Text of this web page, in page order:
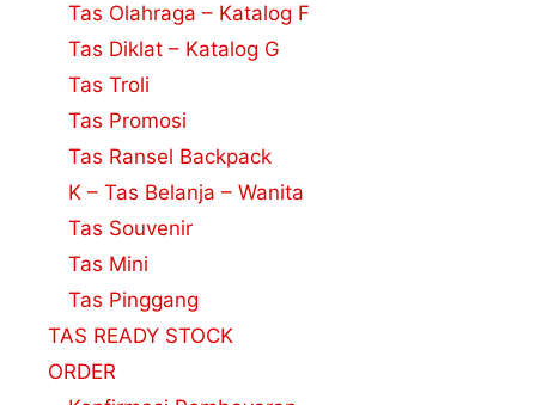
Tas Olahraga – Katalog F
Tas Diklat – Katalog G
Tas Troli
Tas Promosi
Tas Ransel Backpack
K – Tas Belanja – Wanita
Tas Souvenir
Tas Mini
Tas Pinggang
TAS READY STOCK
ORDER